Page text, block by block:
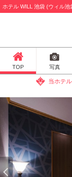
ホテル WILL 池袋 (ウィル池
TOP 写真
当ホテ